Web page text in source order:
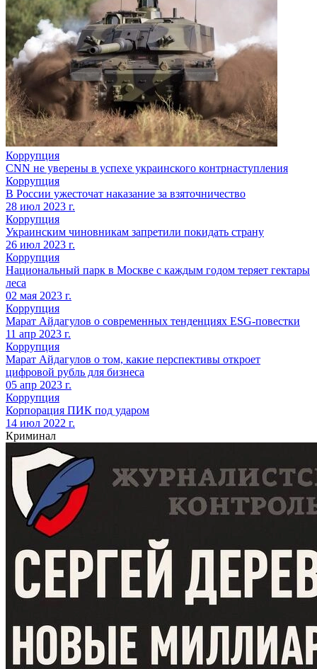
Коррупция
CNN не уверены в успехе украинского контрнаступления
Коррупция
В России ужесточат наказание за взяточничество
28 июл 2023 г.
Коррупция
Украинским чиновникам запретили покидать страну
26 июл 2023 г.
Коррупция
Национальный парк в Москве с каждым годом теряет гектары
леса
02 мая 2023 г.
Коррупция
Марат Айдагулов о современных тенденциях ESG-повестки
11 апр 2023 г.
Коррупция
Марат Айдагулов о том, какие перспективы откроет
цифровой рубль для бизнеса
05 апр 2023 г.
Коррупция
Корпорация ПИК под ударом
14 июл 2022 г.
Криминал